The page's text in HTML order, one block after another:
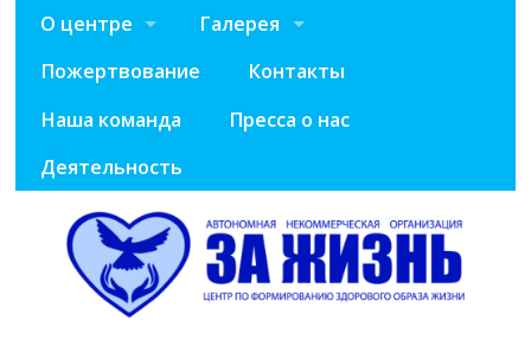
О центре
Галерея
Пожертвование
Контакты
Наша команда
Пресса о нас
Деятельность